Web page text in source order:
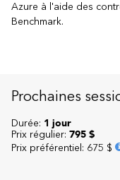
Azure à l'aide des
Benchmark.
Prochaines
Durée: 1 jour
Prix régulier: 795 $
Prix préférentiel : 675 $